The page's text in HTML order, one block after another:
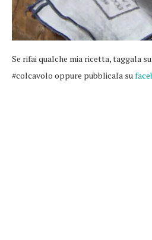
Se rifai qualche mia ricetta, taggala su
#colcavolo oppure pubblicala su